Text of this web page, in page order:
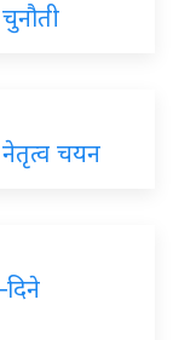
नेतृत्व चयन